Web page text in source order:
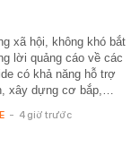
xã hội, không khó bắt
lời quảng cáo về các
có khả năng hỗ trợ
xây dựng cơ bắp,…
- 4 giờ trước